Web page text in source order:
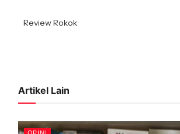
Review Rokok
Artikel Lain